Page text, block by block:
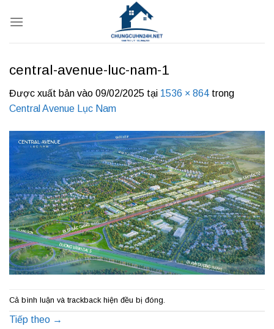
qua
central-avenue-luc-nam-1
Được xuất bản vào 09/02/2025 tại 1536 × 864 trong
Central Avenue Lục Nam
Cả bình luận và trackback hiện đều bị đóng.
Tiếp theo →